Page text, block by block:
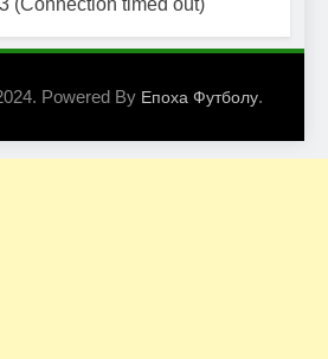
Powered By Епоха Футболу.